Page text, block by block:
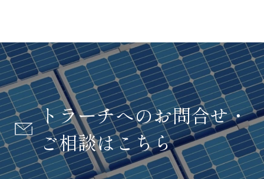
トラーチへのお問合せ・
ご相談はこちら